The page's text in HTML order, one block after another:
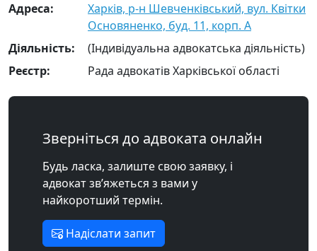
Адреса:
Харків, р-н Шевченківський, вул. Квітки
Основяненко, буд. 11, корп. А
Діяльність:
(Індивідуальна адвокатська діяльність)
Реєстр:
Рада адвокатів Харківської області
Зверніться до адвоката онлайн
Будь ласка, залиште свою заявку, і
адвокат зв’яжеться з вами у
найкоротший термін.
Надіслати запит